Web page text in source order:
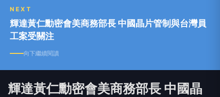
NEXT
輝達黃仁勳密會美商務部長 中國晶片管制與台灣員
工案受關注
向下繼續閱讀
輝達黃仁勳密會美商務部長 中國晶